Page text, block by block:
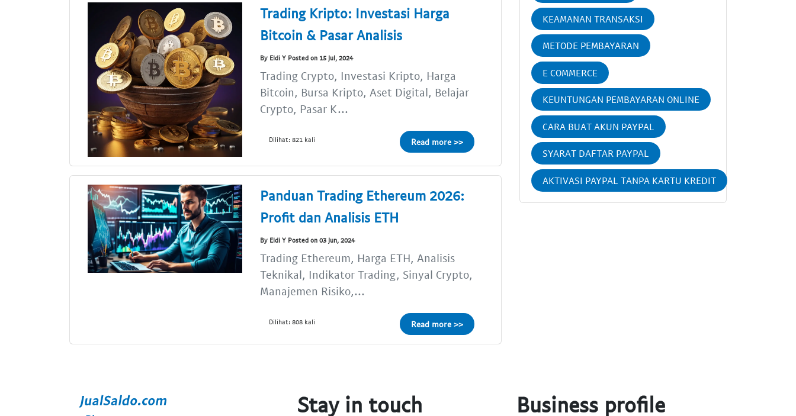
Trading Kripto: Investasi Harga
Bitcoin & Pasar Analisis
By Eldi Y Posted on 15 Jul, 2024
Trading Crypto, Investasi Kripto, Harga
Bitcoin, Bursa Kripto, Aset Digital, Belajar
Crypto, Pasar K...
Dilihat: 821 kali Read more >>
Panduan Trading Ethereum 2026:
Profit dan Analisis ETH
By Eldi Y Posted on 03 Jun, 2024
Trading Ethereum, Harga ETH, Analisis
Teknikal, Indikator Trading, Sinyal Crypto,
Manajemen Risiko,...
Dilihat: 808 kali Read more >>
KEAMANAN TRANSAKSI
METODE PEMBAYARAN
E COMMERCE
KEUNTUNGAN PEMBAYARAN ONLINE
CARA BUAT AKUN PAYPAL
SYARAT DAFTAR PAYPAL
AKTIVASI PAYPAL TANPA KARTU KREDIT
Stay in touch Business profile